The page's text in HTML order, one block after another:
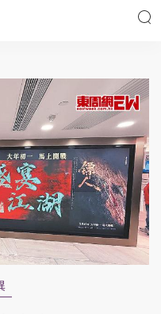
時事財經
優享生活
會員活動